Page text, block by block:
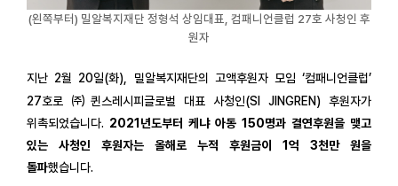
(왼쪽부터) 밀알복지재단 정형석 상임대표, 컴패니언클럽 27호 사청인 후
원자
지난 2월 20일(화), 밀알복지재단의 고액후원자 모임 ‘컴패니언클럽’
27호로 ㈜퀸스레시피글로벌 대표 사청인(SI JINGREN) 후원자가
위촉되었습니다. 2021년도부터 케냐 아동 150명과 결연후원을 맺고
있는 사청인 후원자는 올해로 누적 후원금이 1억 3천만 원을
돌파했습니다.